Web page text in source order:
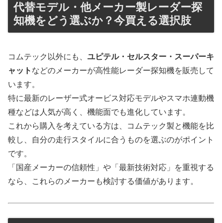
代替モデル・他メーカー製レーダー探
知機をどう選ぶか？今買える選択肢
コムテック以外にも、 ユピテル・セルスター・スーパーキ
ャット などのメーカーが高性能レーダー探知機を販売して
います。
特に最新のレーザー式オービス対応モデルやスマホ連動機
種などは人気が高く、機能面でも進化しています。
これから購入を考えている方は、コムテック製と機能を比
較し、自分の走行スタイルに合うものを選ぶのがポイント
です。
「国産メーカーの信頼性」や「最新技術対応」を重視する
なら、これらのメーカーも検討する価値があります。